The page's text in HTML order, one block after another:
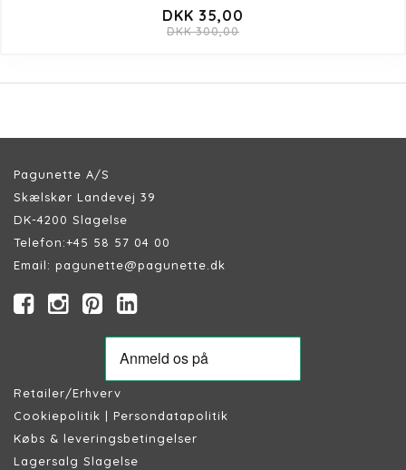
DKK 35,00
DKK 300,00
Pagunette A/S
Skælskør Landevej 39
DK-4200 Slagelse
Telefon:+45 58 57 04 00
Email: pagunette@pagunette.dk
Retailer/Erhverv
Cookiepolitik | Persondatapolitik
Købs & leveringsbetingelser
Lagersalg Slagelse